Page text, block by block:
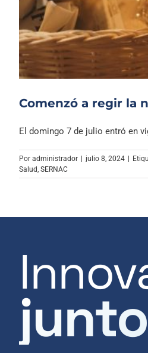
Comenzó a regir la
El domingo 7 de julio entró en
Por administrador julio 8, 2024
Salud, SERNAC